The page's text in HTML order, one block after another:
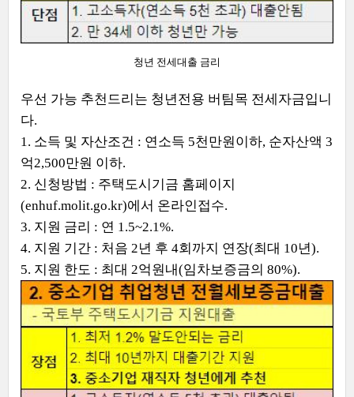
청년 전세대출 금리
우선 가능 추천드리는 청년전용 버팀목 전세자금입니
다.
1. 소득 및 자산조건 : 연소득 5천만원이하, 순자산액 3
억2,500만원 이하.
2. 신청방법 : 주택도시기금 홈페이지
(enhuf.molit.go.kr)에서 온라인접수.
3. 지원 금리 : 연 1.5~2.1%.
4. 지원 기간 : 처음 2년 후 4회까지 연장(최대 10년).
5. 지원 한도 : 최대 2억원내(임차보증금의 80%).